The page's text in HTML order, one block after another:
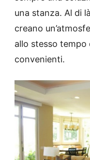
una stanza. Al di
creano
allo stesso
convenienti.